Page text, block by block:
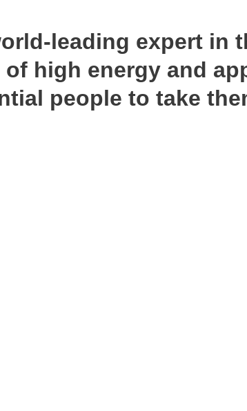
leading expert in
high energy and
people to take